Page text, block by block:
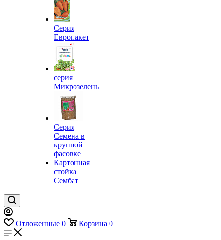
Серия
Европакет
серия
Микрозелень
Серия
Семена в
крупной
фасовке
Картонная
стойка
Сембат
Отложенные 0 Корзина 0